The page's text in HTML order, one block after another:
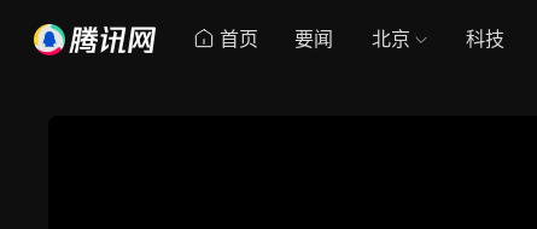
首页 要闻 北京 科技